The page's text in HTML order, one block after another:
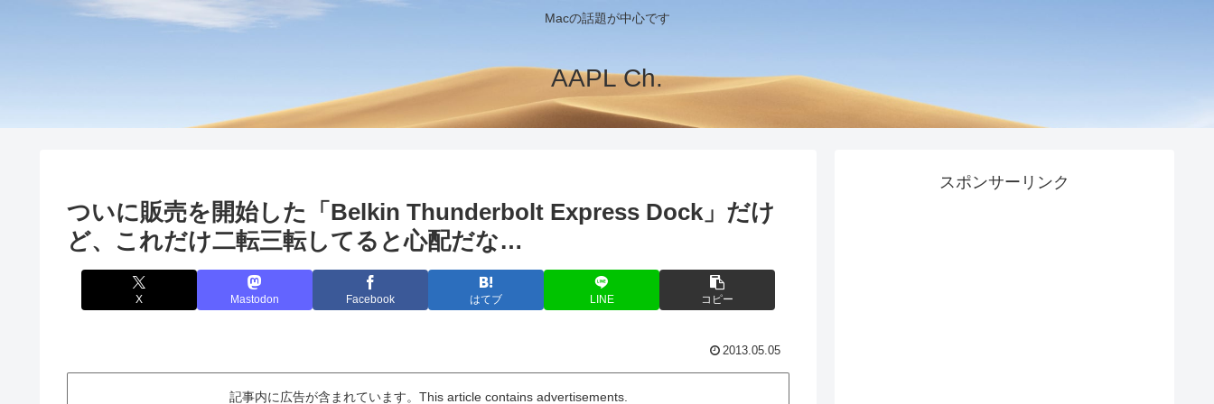
Macの話題が中心です
AAPL Ch.
ついに販売を開始した「Belkin Thunderbolt Express Dock」だけ
ど、これだけ二転三転してると心配だな…
X Mastodon Facebook はてブ LINE コピー
2013.05.05
記事内に広告が含まれています。This article contains advertisements.
スポンサーリンク